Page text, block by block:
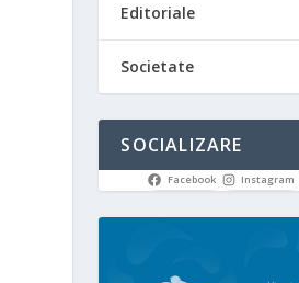
Editoriale
Societate
SOCIALIZARE
Facebook Instagram